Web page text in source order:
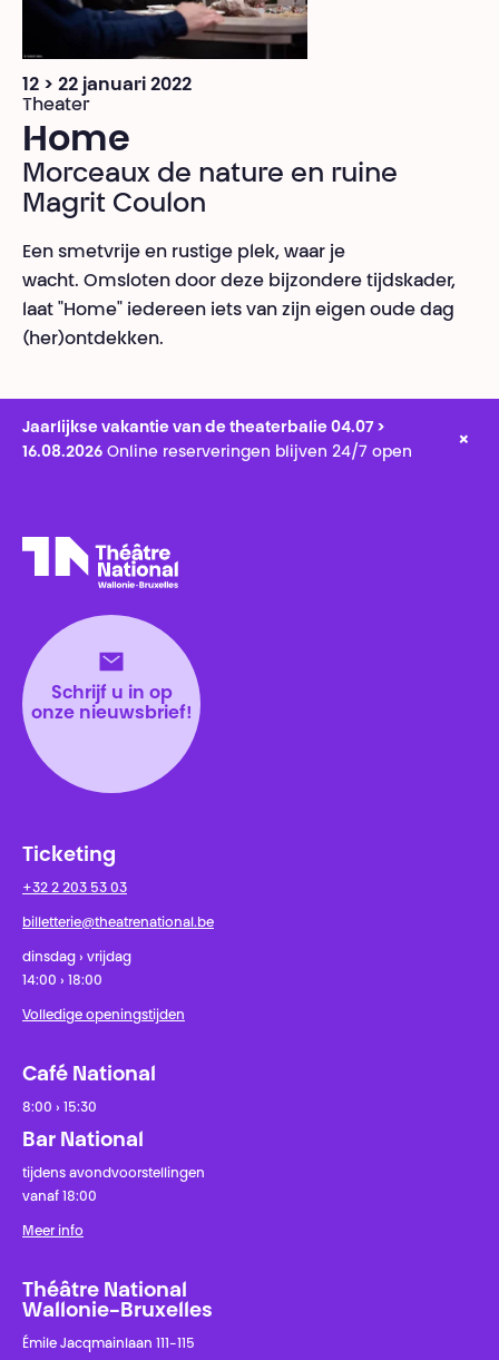
12 > 22 januari 2022
Theater
Home
Morceaux de nature en ruine
Magrit Coulon
Een smetvrije en rustige plek, waar je
wacht. Omsloten door deze bijzondere tijdskader,
laat "Home" iedereen iets van zijn eigen oude dag
(her)ontdekken.
Jaarlijkse vakantie van de theaterbalie 04.07 >
16.08.2026 Online reserveringen blijven 24/7 open
×
Schrijf u in op
onze nieuwsbrief!
Ticketing
+32 2 203 53 03
billetterie@theatrenational.be
dinsdag › vrijdag
14:00 › 18:00
Volledige openingstijden
Café National
8:00 › 15:30
Bar National
tijdens avondvoorstellingen
vanaf 18:00
Meer info
Théâtre National
Wallonie-Bruxelles
Émile Jacqmainlaan 111-115